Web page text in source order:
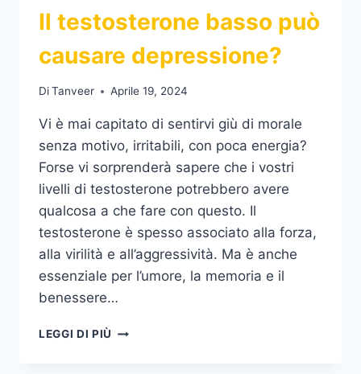
Il testosterone basso può
causare depressione?
DiTanveer Aprile 19, 2024
Vi è mai capitato di sentirvi giù di morale
senza motivo, irritabili, con poca energia?
Forse vi sorprenderà sapere che i vostri
livelli di testosterone potrebbero avere
qualcosa a che fare con questo. Il
testosterone è spesso associato alla forza,
alla virilità e all’aggressività. Ma è anche
essenziale per l’umore, la memoria e il
benessere…
LEGGI DI PIÙ IL